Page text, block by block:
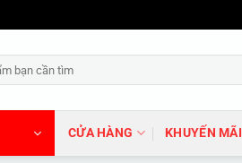
CỬA HÀNG KHUYẾN MÃI